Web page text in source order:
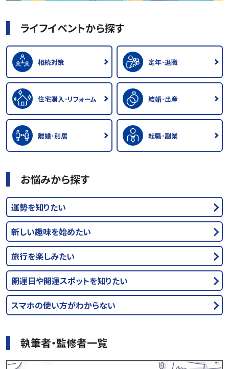
ライフイベントから探す
相続対策 定年･退職
住宅購入･リフォーム 結婚･出産
離婚･別居 転職･副業
お悩みから探す
運勢を知りたい
新しい趣味を始めたい
旅行を楽しみたい
開運日や開運スポットを知りたい
スマホの使い方がわからない
執筆者・監修者一覧